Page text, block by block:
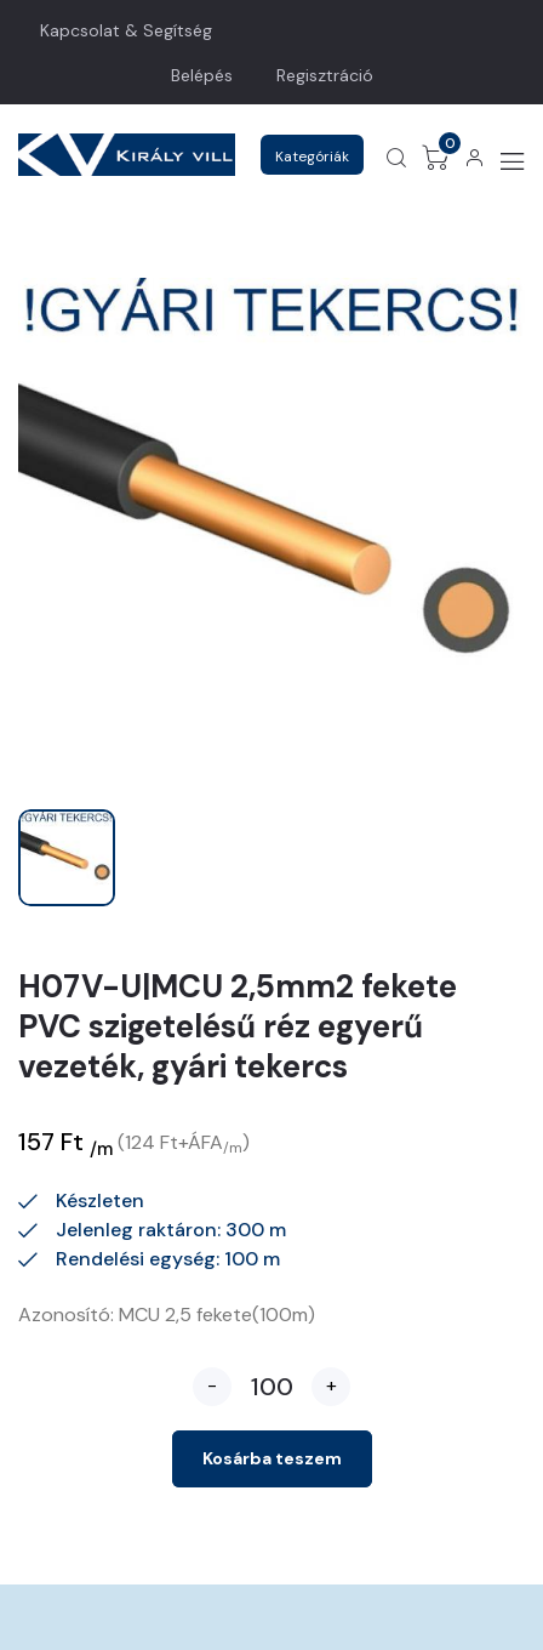
Kapcsolat & Segítség
Belépés Regisztráció
Kategóriák
0
H07V-U|MCU 2,5mm2 fekete
PVC szigetelésű réz egyerű
vezeték, gyári tekercs
157 Ft /m (124 Ft+ÁFA/m)
Készleten
Jelenleg raktáron: 300 m
Rendelési egység: 100 m
Azonosító: MCU 2,5 fekete(100m)
- +
Kosárba teszem